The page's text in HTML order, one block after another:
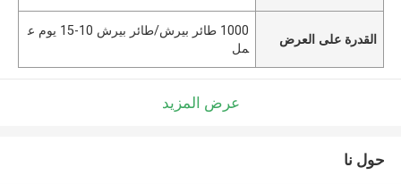
القدرة على العرض
1000 طائر بيرش/طائر بيرش 10-15 يوم ع
مل
عرض المزيد
حول نا